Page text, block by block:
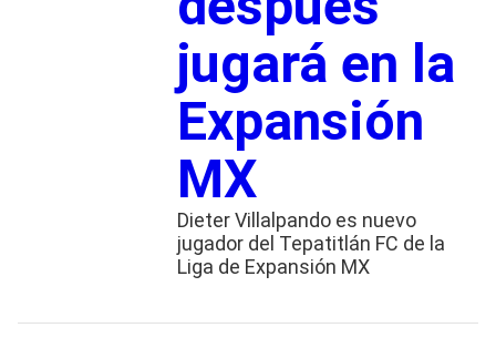
jugará en la
Expansión
MX
Dieter Villalpando es nuevo
jugador del Tepatitlán FC de la
Liga de Expansión MX